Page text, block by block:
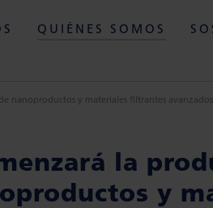
QUIÉNES SOMOS
nanoproductos y materiales filtrantes avanzados
la
y